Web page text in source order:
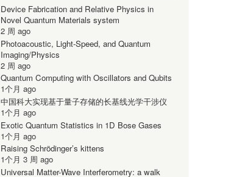
Device Fabrication and Relative Physics in
Novel Quantum Materials system
2 周 ago
Photoacoustic, Light-Speed, and Quantum
Imaging/Physics
2 周 ago
Quantum Computing with Oscillators and Qubits
1个月 ago
中国科大实现基于量子存储的长基线光学干涉仪
1个月 ago
Exotic Quantum Statistics in 1D Bose Gases
1个月 ago
Raising Schrödinger’s kittens
1个月 3 周 ago
Universal Matter-Wave Interferometry: a walk